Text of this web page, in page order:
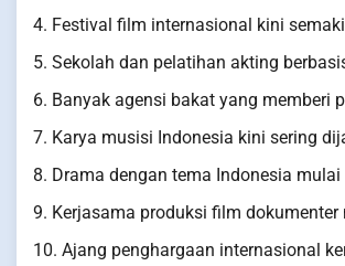
4. Festival film internasional kini
5. Sekolah dan pelatihan akting
6. Banyak agensi bakat yang memberi
7. Karya musisi Indonesia kini sering
8. Drama dengan tema Indonesia
9. Kerjasama produksi film
10. Ajang penghargaan internasional